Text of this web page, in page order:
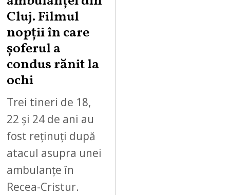
Cluj. Filmul
nopții în care
șoferul a
condus rănit la
ochi
Trei tineri de 18,
22 și 24 de ani au
fost reținuți după
atacul asupra unei
ambulanțe în
Recea-Cristur.